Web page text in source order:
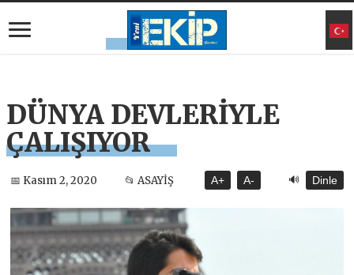
DÜNYA DEVLERİYLE
ÇALIŞIYOR
📅 Kasım 2, 2020 📂 ASAYİŞ A+ A- 🔊 Dinle